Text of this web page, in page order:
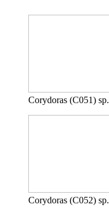
Corydoras (C051) sp.
Corydoras (C052) sp.